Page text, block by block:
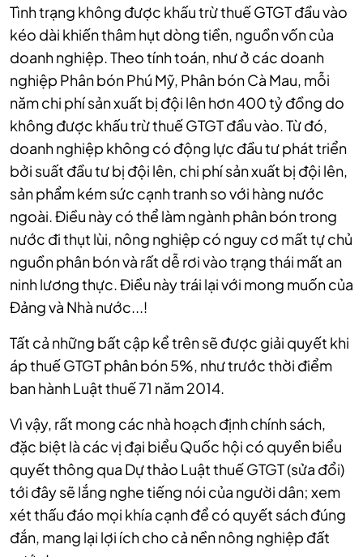
Tình trạng không được khấu trừ thuế GTGT đầu vào
kéo dài khiến thâm hụt dòng tiền, nguồn vốn của
doanh nghiệp. Theo tính toán, như ở các doanh
nghiệp Phân bón Phú Mỹ, Phân bón Cà Mau, mỗi
năm chi phí sản xuất bị đội lên hơn 400 tỷ đồng do
không được khấu trừ thuế GTGT đầu vào. Từ đó,
doanh nghiệp không có động lực đầu tư phát triển
bởi suất đầu tư bị đội lên, chi phí sản xuất bị đội lên,
sản phẩm kém sức cạnh tranh so với hàng nước
ngoài. Điều này có thể làm ngành phân bón trong
nước đi thụt lùi, nông nghiệp có nguy cơ mất tự chủ
nguồn phân bón và rất dễ rơi vào trạng thái mất an
ninh lương thực. Điều này trái lại với mong muốn của
Đảng và Nhà nước...!
Tất cả những bất cập kể trên sẽ được giải quyết khi
áp thuế GTGT phân bón 5%, như trước thời điểm
ban hành Luật thuế 71 năm 2014.
Vì vậy, rất mong các nhà hoạch định chính sách,
đặc biệt là các vị đại biểu Quốc hội có quyền biểu
quyết thông qua Dự thảo Luật thuế GTGT (sửa đổi)
tới đây sẽ lắng nghe tiếng nói của người dân; xem
xét thấu đáo mọi khía cạnh để có quyết sách đúng
đắn, mang lại lợi ích cho cả nền nông nghiệp đất